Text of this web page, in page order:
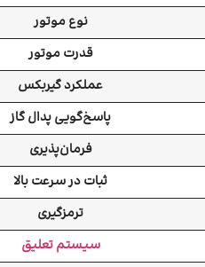
نوع موتور
قدرت موتور
عملکرد گیربکس
پاسخ‌گویی پدال گاز
فرمان‌پذیری
ثبات در سرعت بالا
ترمزگیری
سیستم تعلیق